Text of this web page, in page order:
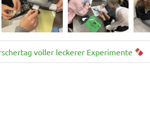
voller leckerer Experimente